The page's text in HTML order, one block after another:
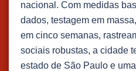
nacional. Com medidas
dados, testagem em
em cinco semanas,
sociais robustas, a cidade
estado de São Paulo e